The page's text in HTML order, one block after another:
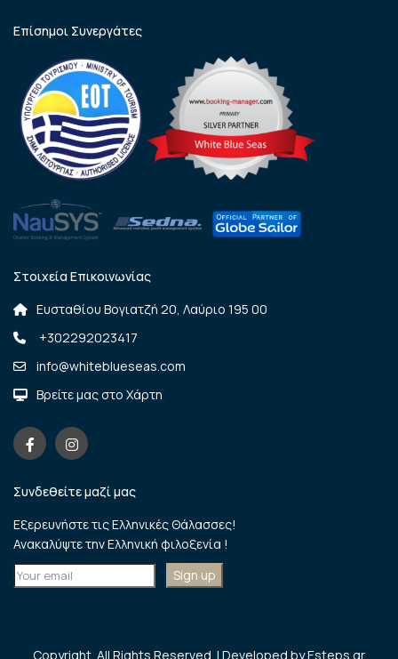
Επίσημοι Συνεργάτες
Στοιχεία Eπικοινωνίας
Ευσταθίου Βογιατζή 20, Λαύριο 195 00
+302292023417
info@whiteblueseas.com
Βρείτε μας στο Χάρτη
Συνδεθείτε μαζί μας
Εξερευνήστε τις Eλληνικές Θάλασσες!
Ανακαλύψτε την Ελληνική φιλοξενία !
Copyright. All Rights Reserved. | Developed by Esteps.gr